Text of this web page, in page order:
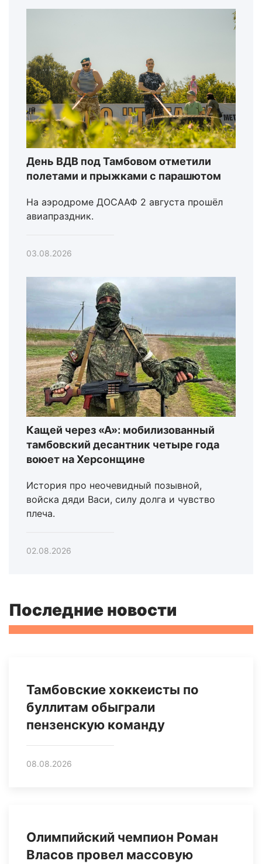
День ВДВ под Тамбовом отметили
полетами и прыжками с парашютом
На аэродроме ДОСААФ 2 августа прошёл
авиапраздник.
03.08.2026
Кащей через «А»: мобилизованный
тамбовский десантник четыре года
воюет на Херсонщине
История про неочевидный позывной,
войска дяди Васи, силу долга и чувство
плеча.
02.08.2026
Последние новости
Тамбовские хоккеисты по
буллитам обыграли
пензенскую команду
08.08.2026
Олимпийский чемпион Роман
Власов провел массовую